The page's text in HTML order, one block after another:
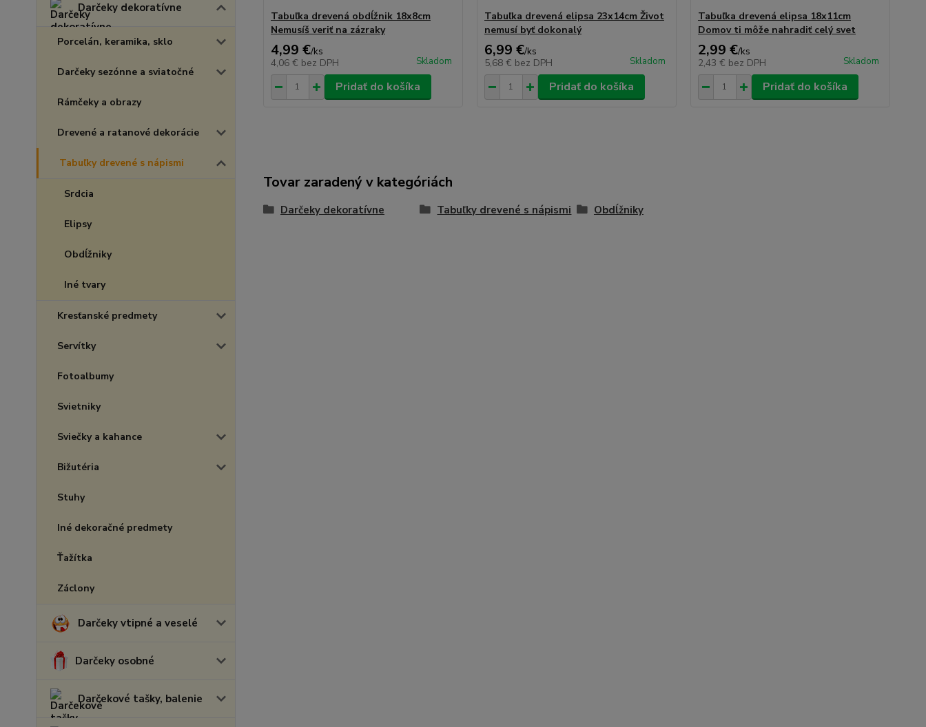
Darčeky dekoratívne
Porcelán, keramika, sklo
Darčeky sezónne a sviatočné
Rámčeky a obrazy
Drevené a ratanové dekorácie
Tabuľky drevené s nápismi
Srdcia
Elipsy
Obdĺžniky
Iné tvary
Kresťanské predmety
Servítky
Fotoalbumy
Svietniky
Sviečky a kahance
Bižutéria
Stuhy
Iné dekoračné predmety
Ťažítka
Záclony
Darčeky vtipné a veselé
Darčeky osobné
Darčekové tašky, balenie
Tabuľka drevená obdĺžnik 18x8cm
Nemusíš veriť na zázraky
4,99 €/ks
4,06 € bez DPH Skladom
Pridať do košíka
Tabuľka drevená elipsa 23x14cm Život
nemusí byť dokonalý
6,99 €/ks
5,68 € bez DPH Skladom
Pridať do košíka
Tabuľka drevená elipsa 18x11cm
Domov ti môže nahradiť celý svet
2,99 €/ks
2,43 € bez DPH Skladom
Pridať do košíka
Tovar zaradený v kategóriách
Darčeky dekoratívne Tabuľky drevené s nápismi Obdĺžniky